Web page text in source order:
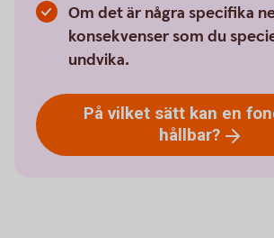
Om det är några specifika
konsekvenser som du
undvika.
På vilket sätt kan en
hållbar?